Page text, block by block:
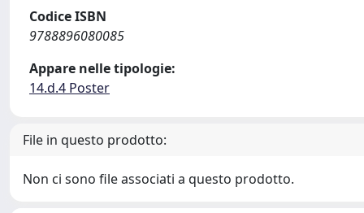
Codice ISBN
9788896080085
Appare nelle tipologie:
14.d.4 Poster
File in questo prodotto:
Non ci sono file associati a questo prodotto.